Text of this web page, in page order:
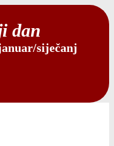
dan
siječanj